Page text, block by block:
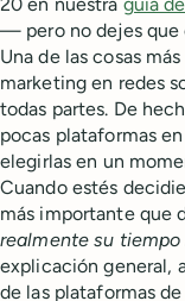
— pero no dejes que
Una de las cosas
marketing en redes
todas partes. De
pocas plataformas
elegirlas en un
Cuando estés
más importante que
realmente su
explicación general,
de las plataformas